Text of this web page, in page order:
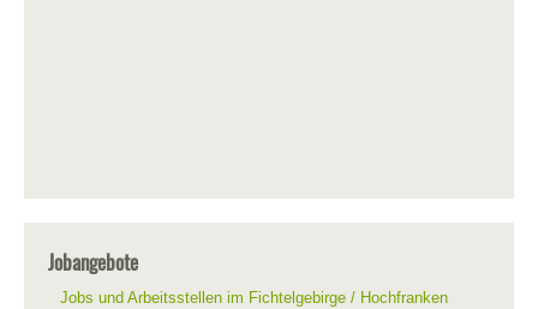
Jobangebote
Jobs und Arbeitsstellen im Fichtelgebirge / Hochfranken